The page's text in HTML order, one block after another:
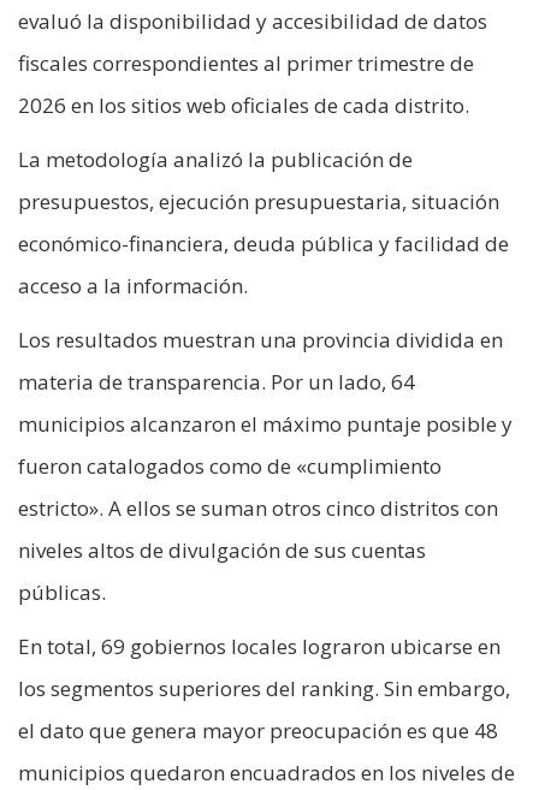
evaluó la disponibilidad y accesibilidad de datos
fiscales correspondientes al primer trimestre de
2026 en los sitios web oficiales de cada distrito.
La metodología analizó la publicación de
presupuestos, ejecución presupuestaria, situación
económico-financiera, deuda pública y facilidad de
acceso a la información.
Los resultados muestran una provincia dividida en
materia de transparencia. Por un lado, 64
municipios alcanzaron el máximo puntaje posible y
fueron catalogados como de «cumplimiento
estricto». A ellos se suman otros cinco distritos con
niveles altos de divulgación de sus cuentas
públicas.
En total, 69 gobiernos locales lograron ubicarse en
los segmentos superiores del ranking. Sin embargo,
el dato que genera mayor preocupación es que 48
municipios quedaron encuadrados en los niveles de